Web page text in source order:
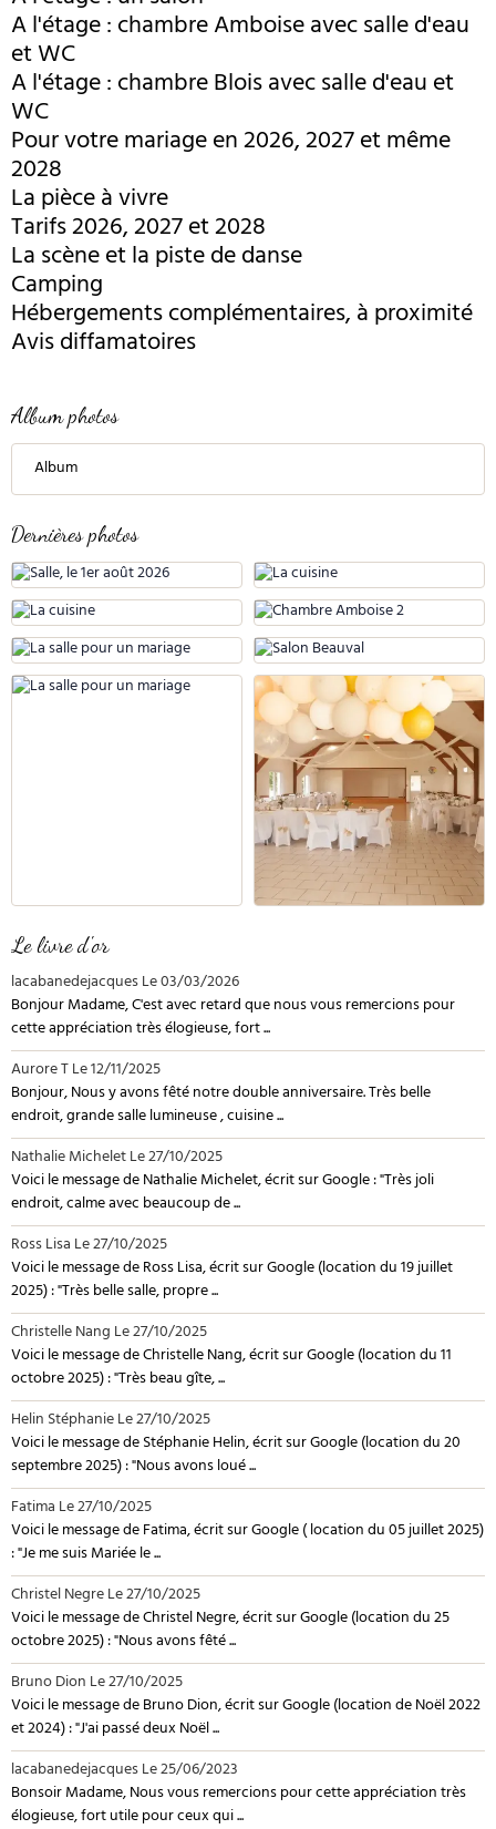
A l'étage : chambre Amboise avec salle d'eau
et WC
A l'étage : chambre Blois avec salle d'eau et
WC
Pour votre mariage en 2026, 2027 et même
2028
La pièce à vivre
Tarifs 2026, 2027 et 2028
La scène et la piste de danse
Camping
Hébergements complémentaires, à proximité
Avis diffamatoires
Album photos
Album
Dernières photos
Le livre d'or
lacabanedejacquesLe 03/03/2026
Bonjour Madame, C'est avec retard que nous vous remercions pour
cette appréciation très élogieuse, fort ...
Aurore TLe 12/11/2025
Bonjour, Nous y avons fêté notre double anniversaire. Très belle
endroit, grande salle lumineuse , cuisine ...
Nathalie MicheletLe 27/10/2025
Voici le message de Nathalie Michelet, écrit sur Google : "Très joli
endroit, calme avec beaucoup de ...
Ross LisaLe 27/10/2025
Voici le message de Ross Lisa, écrit sur Google (location du 19 juillet
2025) : "Très belle salle, propre ...
Christelle NangLe 27/10/2025
Voici le message de Christelle Nang, écrit sur Google (location du 11
octobre 2025) : "Très beau gîte, ...
Helin StéphanieLe 27/10/2025
Voici le message de Stéphanie Helin, écrit sur Google (location du 20
septembre 2025) : "Nous avons loué ...
FatimaLe 27/10/2025
Voici le message de Fatima, écrit sur Google ( location du 05 juillet 2025)
: "Je me suis Mariée le ...
Christel NegreLe 27/10/2025
Voici le message de Christel Negre, écrit sur Google (location du 25
octobre 2025) : "Nous avons fêté ...
Bruno DionLe 27/10/2025
Voici le message de Bruno Dion, écrit sur Google (location de Noël 2022
et 2024) : "J'ai passé deux Noël ...
lacabanedejacquesLe 25/06/2023
Bonsoir Madame, Nous vous remercions pour cette appréciation très
élogieuse, fort utile pour ceux qui ...